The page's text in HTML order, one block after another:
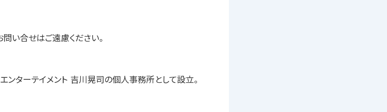
い合せはご遠慮ください。
エンターテイメント 吉川晃司の個人事務所として設立。